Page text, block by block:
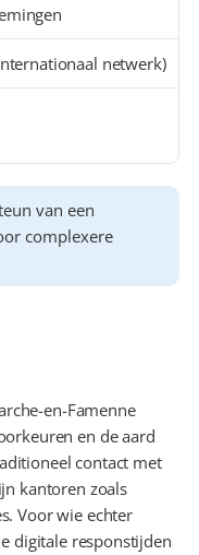
netwerk)
van een
complexere
en-Famenne
en de aard
contact met
kantoren zoals
Voor wie echter
digitale responstijden